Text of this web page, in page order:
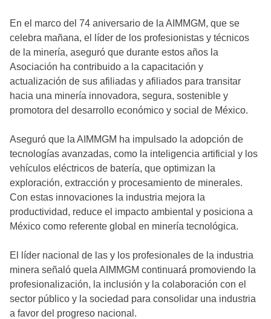
En el marco del 74 aniversario de la AIMMGM, que se
celebra mañana, el líder de los profesionistas y técnicos
de la minería, aseguró que durante estos años la
Asociación ha contribuido a la capacitación y
actualización de sus afiliadas y afiliados para transitar
hacia una minería innovadora, segura, sostenible y
promotora del desarrollo económico y social de México.
Aseguró que la AIMMGM ha impulsado la adopción de
tecnologías avanzadas, como la inteligencia artificial y los
vehículos eléctricos de batería, que optimizan la
exploración, extracción y procesamiento de minerales.
Con estas innovaciones la industria mejora la
productividad, reduce el impacto ambiental y posiciona a
México como referente global en minería tecnológica.
El líder nacional de las y los profesionales de la industria
minera señaló quela AIMMGM continuará promoviendo la
profesionalización, la inclusión y la colaboración con el
sector público y la sociedad para consolidar una industria
a favor del progreso nacional.